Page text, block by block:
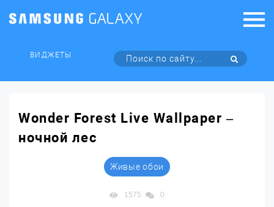
ВИДЖЕТЫ
Wonder Forest Live Wallpaper –
ночной лес
Живые обои
1575 0